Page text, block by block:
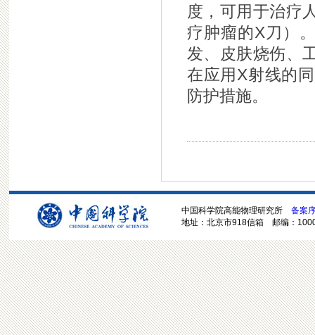
度，可用于治疗
疗肿瘤的X刀）
发、皮肤烧伤、
在应用X射线的
防护措施。
中国科学院高能物理研究所 备案
地址：北京市918信箱 邮编：